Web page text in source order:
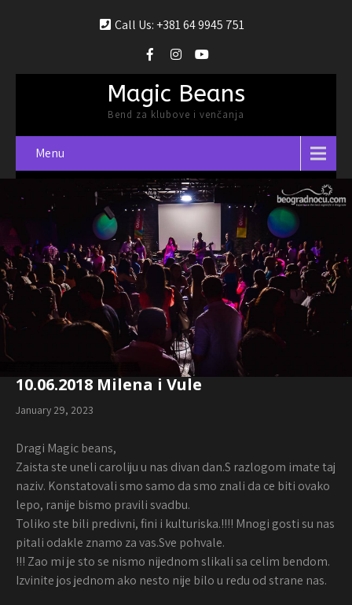
Call Us: +381 64 9945 751
Magic Beans
Bend za klubove i venčanja
Menu
10.06.2018 Milena i Vule
January 29, 2023
Dragi Magic beans,
Zaista ste uneli caroliju u nas divan dan.S razlogom imate taj
naziv. Konstatovali smo samo da smo znali da ce biti ovako
lepo, ranije bismo pravili svadbu.
Toliko ste bili predivni, fini i kulturiska.!!!! Mnogi gosti su nas
pitali odakle znamo za vas.Sve pohvale.
!!! Zao mi je sto se nismo nijednom slikali sa celim bendom.
Izvinite jos jednom ako nesto nije bilo u redu od strane nas.